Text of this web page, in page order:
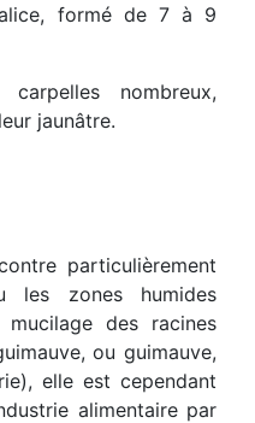
formé de 7 à 9
nombreux,
jaunâtre.
particulièrement
les zones humides
des racines
ou guimauve,
elle est cependant
alimentaire par